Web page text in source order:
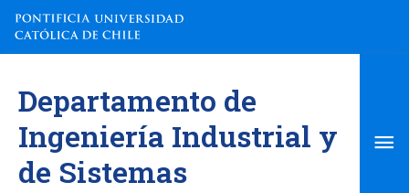
contenido
Departamento de
Ingeniería Industrial y
de Sistemas